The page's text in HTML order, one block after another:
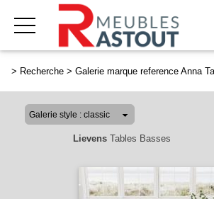
> Recherche > Galerie marque reference Anna
LievensTables Basses